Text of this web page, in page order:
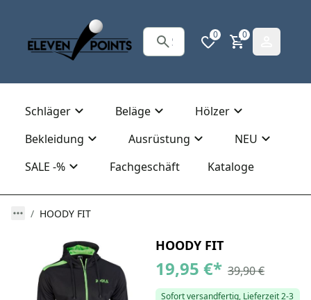
0 0
Schläger Beläge
Hölzer
Bekleidung
Ausrüstung
NEU
SALE -%
Fachgeschäft Kataloge
HOODY FIT
HOODY FIT
19,95 €* 39,90 €
Sofort versandfertig, Lieferzeit 2-3